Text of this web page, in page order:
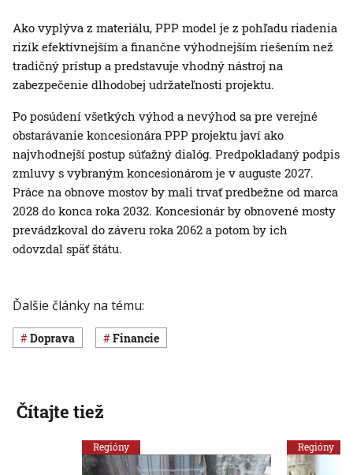
Ako vyplýva z materiálu, PPP model je z pohľadu riadenia
rizík efektívnejším a finančne výhodnejším riešením než
tradičný prístup a predstavuje vhodný nástroj na
zabezpečenie dlhodobej udržateľnosti projektu.
Po posúdení všetkých výhod a nevýhod sa pre verejné
obstarávanie koncesionára PPP projektu javí ako
najvhodnejší postup súťažný dialóg. Predpokladaný podpis
zmluvy s vybraným koncesionárom je v auguste 2027.
Práce na obnove mostov by mali trvať predbežne od marca
2028 do konca roka 2032. Koncesionár by obnovené mosty
prevádzkoval do záveru roka 2062 a potom by ich
odovzdal späť štátu.
Ďalšie články na tému:
Doprava Financie
Čítajte tiež
Regióny Regióny